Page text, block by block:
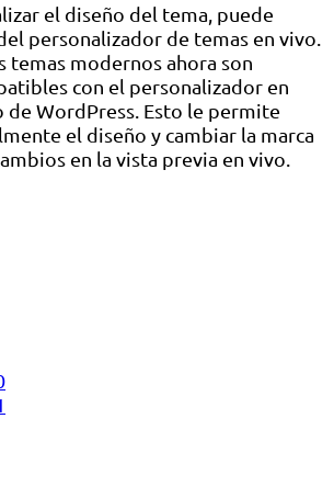
el diseño del tema, puede
personalizador de temas en vivo.
temas modernos ahora son
con el personalizador en
WordPress. Esto le permite
el diseño y cambiar la marca
en la vista previa en vivo.